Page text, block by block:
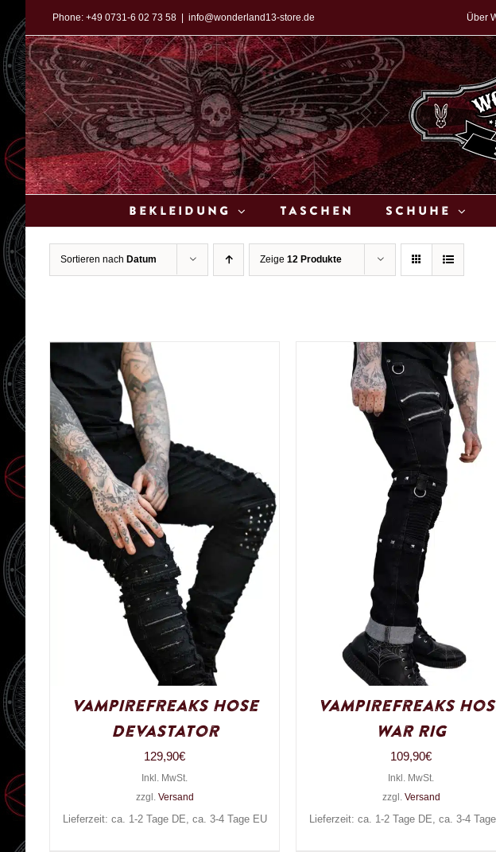
Inhalt
springen
Phone: +49 0731-6 02 73 58 info@wonderland13-store.de Über
Bekleidung Taschen Schuhe
Sortieren nach Datum Zeige 12 Produkte
VampireFreaks Hose
Devastator
129,90€
Inkl. MwSt.
zzgl. Versand
Lieferzeit: ca. 1-2 Tage DE, ca. 3-4 Tage EU
VampireFreaks
War Rig
109,90€
Inkl. MwSt.
zzgl. Versand
Lieferzeit: ca. 1-2 Tage DE, ca. 3-4